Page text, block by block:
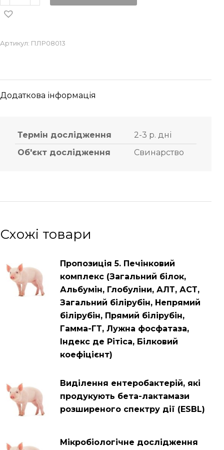
Артикул: ПЛР08013
Додаткова інформація
Термін дослідження
2-3 р. дні
Об'єкт дослідження
Свинарство
Схожі товари
Пропозиція 5. Печінковий
комплекс (Загальний білок,
Альбумін, Глобуліни, АЛТ, АСТ,
Загальний білірубін, Непрямий
білірубін, Прямий білірубін,
Гамма-ГТ, Лужна фосфатаза,
Індекс де Рітіса, Білковий
коефіцієнт)
Виділення ентеробактерій, які
продукують бета-лактамази
розширеного спектру дії (ESBL)
Мікробіологічне дослідження